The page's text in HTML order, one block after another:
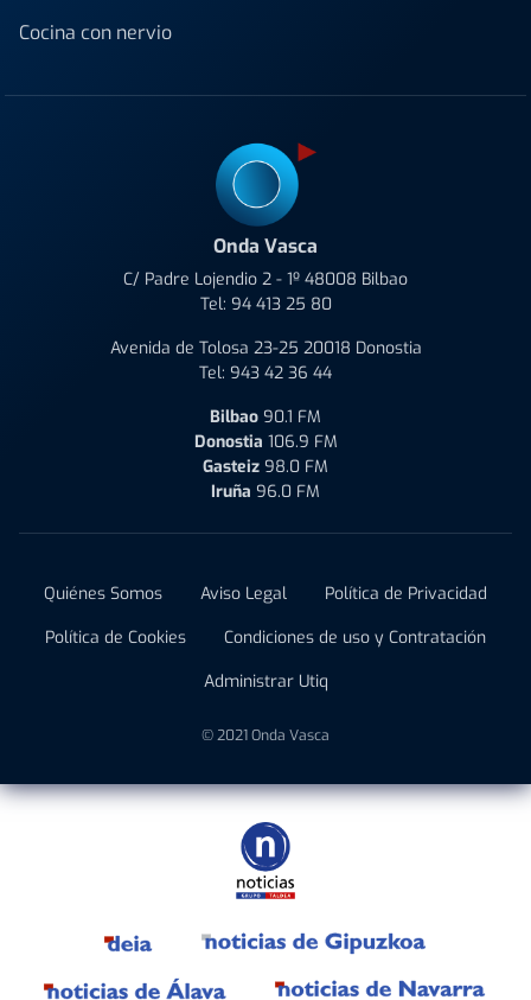
Cocina con nervio
Onda Vasca
C/ Padre Lojendio 2 - 1º 48008 Bilbao
Tel: 94 413 25 80
Avenida de Tolosa 23-25 20018 Donostia
Tel: 943 42 36 44
Bilbao 90.1 FM
Donostia 106.9 FM
Gasteiz 98.0 FM
Iruña 96.0 FM
Quiénes Somos Aviso Legal
Política de Privacidad
Política de Cookies
Condiciones de uso y Contratación
Administrar Utiq
© 2021 Onda Vasca